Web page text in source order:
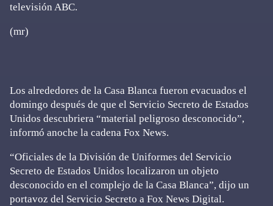
televisión ABC.
(mr)
Los alrededores de la Casa Blanca fueron evacuados el
domingo después de que el Servicio Secreto de Estados
Unidos descubriera “material peligroso desconocido”,
informó anoche la cadena Fox News.
“Oficiales de la División de Uniformes del Servicio
Secreto de Estados Unidos localizaron un objeto
desconocido en el complejo de la Casa Blanca”, dijo un
portavoz del Servicio Secreto a Fox News Digital.